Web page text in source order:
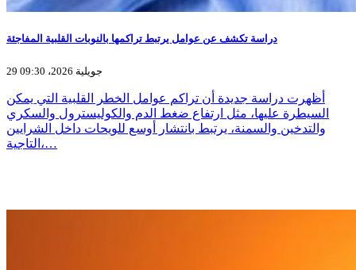
دراسة تكشف عن عوامل يرتبط تراكمها بالنوبات القلبية المفاجئة
29 جويلية 2026، 09:30
أظهرت دراسة جديدة أن تراكم عوامل الخطر القلبية التي يمكن
السيطرة عليها، مثل ارتفاع ضغط الدم والكوليسترول والسكري
والتدخين والسمنة، يرتبط بانتشار أوسع للويحات داخل الشرايين
التاجية،…